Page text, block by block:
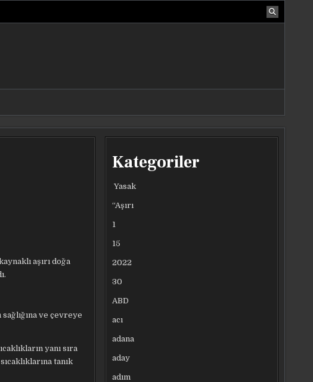
aşırı doğa
ve çevreye
yanı sıra
tanık
Kategoriler
Yasak
“Aşırı
1
15
2022
30
ABD
acı
adana
aday
adım